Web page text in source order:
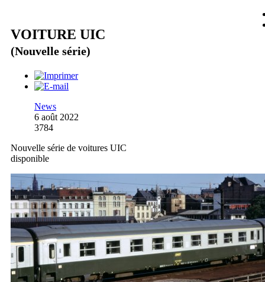
VOITURE UIC
(Nouvelle série)
News
6 août 2022
3784
Nouvelle série de voitures UIC
disponible